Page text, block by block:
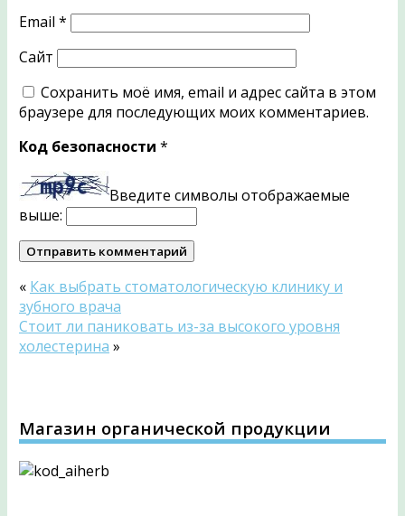
Email *
Сайт
Сохранить моё имя, email и адрес сайта в этом
браузере для последующих моих комментариев.
Код безопасности *
Введите символы отображаемые
выше:
« Как выбрать стоматологическую клинику и
зубного врача
Стоит ли паниковать из-за высокого уровня
холестерина »
Магазин органической продукции